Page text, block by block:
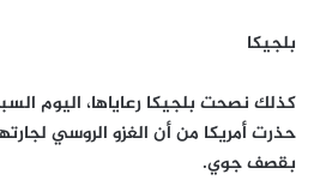
بلجيكا
كذلك نصحت بلجيكا رعاياها، اليوم
حذرت أمريكا من أن الغزو الروسي
بقصف جوي.